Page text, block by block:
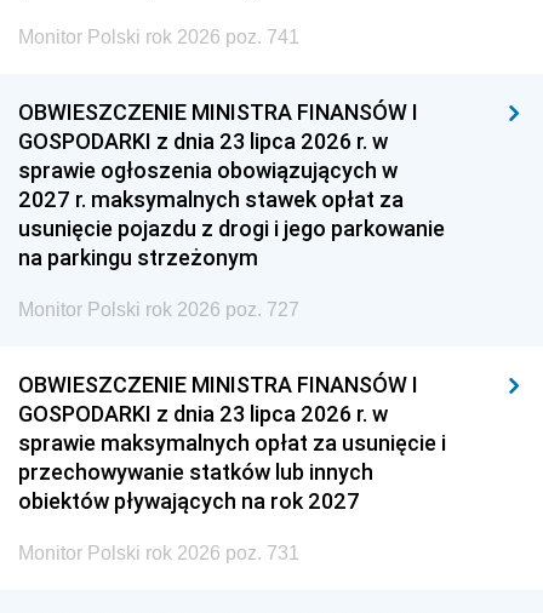
Monitor Polski rok 2026 poz. 741
OBWIESZCZENIE MINISTRA FINANSÓW I
GOSPODARKI z dnia 23 lipca 2026 r. w
sprawie ogłoszenia obowiązujących w
2027 r. maksymalnych stawek opłat za
usunięcie pojazdu z drogi i jego parkowanie
na parkingu strzeżonym
Monitor Polski rok 2026 poz. 727
OBWIESZCZENIE MINISTRA FINANSÓW I
GOSPODARKI z dnia 23 lipca 2026 r. w
sprawie maksymalnych opłat za usunięcie i
przechowywanie statków lub innych
obiektów pływających na rok 2027
Monitor Polski rok 2026 poz. 731